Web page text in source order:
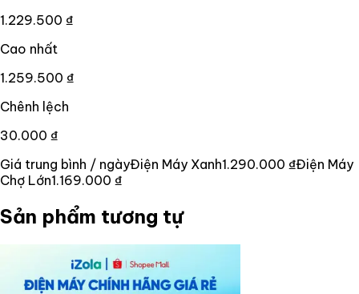
1.229.500 ₫
Cao nhất
1.259.500 ₫
Chênh lệch
30.000 ₫
Giá trung bình / ngàyĐiện Máy Xanh1.290.000 ₫Điện Máy
Chợ Lớn1.169.000 ₫
Sản phẩm tương tự